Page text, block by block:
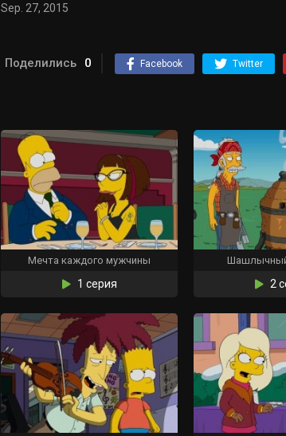
Sep. 27, 2015
Поделились 0 Facebook Twitter
Мечта каждого мужчины
1 серия 2